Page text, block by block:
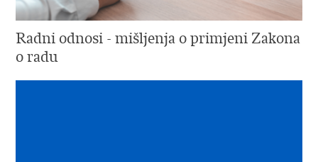
Radni odnosi - mišljenja o primjeni Zakona
o radu